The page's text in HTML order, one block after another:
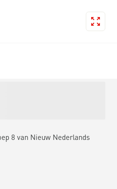
8 van Nieuw Nederlands